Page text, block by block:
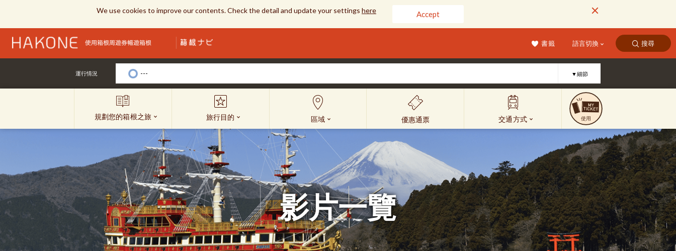
We use cookies to improve our contents. Check the detail and update your settings here Accept
搜尋
書籤 語言切換
運行情況 --- ▼細節
規劃您的箱根之旅 旅行目的 區域 優惠通票 交通方式 使用
影片一覽